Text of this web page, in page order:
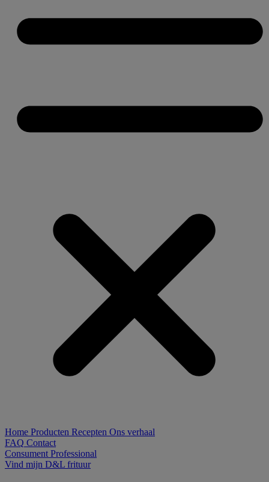
Home Producten Recepten Ons verhaal
FAQ Contact
Consument Professional
Vind mijn D&L frituur